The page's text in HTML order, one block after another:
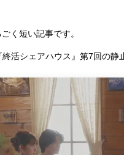
く短い記事です。
活シェアハウス』第7回の